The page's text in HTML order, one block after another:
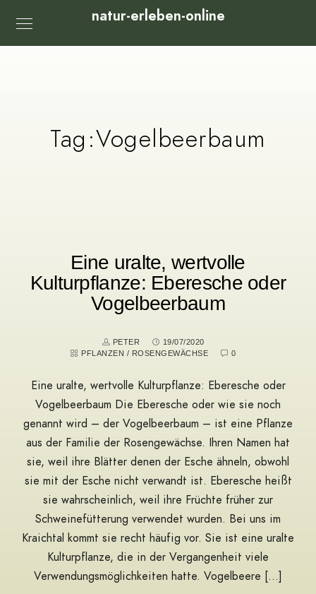
natur-erleben-online
Tag:Vogelbeerbaum
Eine uralte, wertvolle
Kulturpflanze: Eberesche oder
Vogelbeerbaum
PETER
19/07/2020
PFLANZEN / ROSENGEWÄCHSE 0
Eine uralte, wertvolle Kulturpflanze: Eberesche oder
Vogelbeerbaum Die Eberesche oder wie sie noch
genannt wird – der Vogelbeerbaum – ist eine Pflanze
aus der Familie der Rosengewächse. Ihren Namen hat
sie, weil ihre Blätter denen der Esche ähneln, obwohl
sie mit der Esche nicht verwandt ist. Eberesche heißt
sie wahrscheinlich, weil ihre Früchte früher zur
Schweinefütterung verwendet wurden. Bei uns im
Kraichtal kommt sie recht häufig vor. Sie ist eine uralte
Kulturpflanze, die in der Vergangenheit viele
Verwendungsmöglichkeiten hatte. Vogelbeere […]